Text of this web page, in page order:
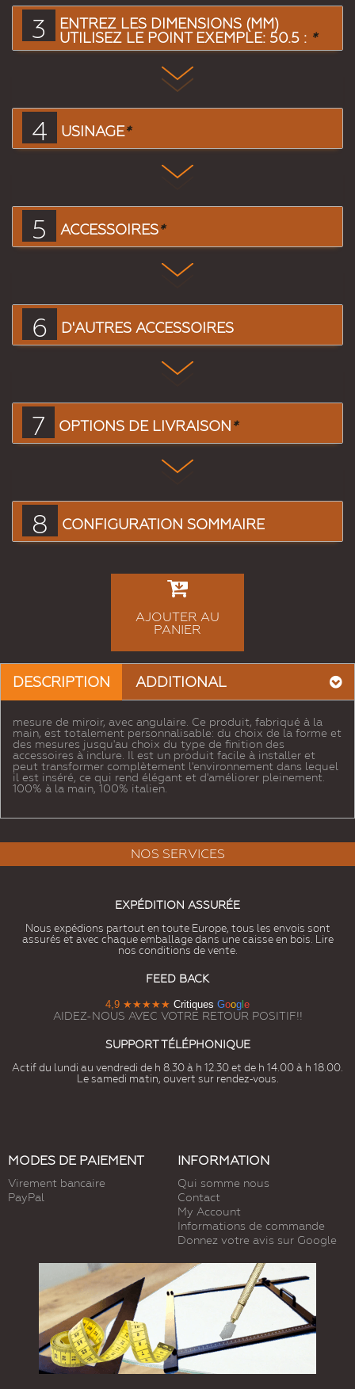
3
ENTREZ LES DIMENSIONS (MM)
UTILISEZ LE POINT EXEMPLE: 50.5 : *
4 USINAGE*
5 ACCESSOIRES*
6 D'AUTRES ACCESSOIRES
7 OPTIONS DE LIVRAISON*
8 CONFIGURATION SOMMAIRE
AJOUTER AU
PANIER
DESCRIPTION ADDITIONAL
mesure de miroir, avec angulaire. Ce produit, fabriqué à la
main, est totalement personnalisable: du choix de la forme et
des mesures jusqu'au choix du type de finition des
accessoires à inclure. Il est un produit facile à installer et
peut transformer complètement l'environnement dans lequel
il est inséré, ce qui rend élégant et d'améliorer pleinement.
100% à la main, 100% italien.
NOS SERVICES
EXPÉDITION ASSURÉE
Nous expédions partout en toute Europe, tous les envois sont
assurés et avec chaque emballage dans une caisse en bois. Lire
nos conditions de vente.
FEED BACK
4,9 ★★★★★ Critiques Goog e
AIDEZ-NOUS AVEC VOTRE RETOUR POSITIF!!
SUPPORT TÉLÉPHONIQUE
Actif du lundi au vendredi de h 8.30 à h 12.30 et de h 14.00 à h 18.00.
Le samedi matin, ouvert sur rendez-vous.
MODES DE PAIEMENT
Virement bancaire
PayPal
INFORMATION
Qui somme nous
Contact
My Account
Informations de commande
Donnez votre avis sur Google